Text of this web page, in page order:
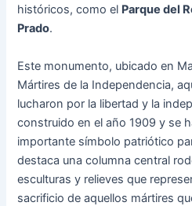
históricos, como el Parque del
Prado.
Este monumento, ubicado en
Mártires de la Independencia,
lucharon por la libertad y la
construido en el año 1909 y se
importante símbolo patriótico
destaca una columna central
esculturas y relieves que
sacrificio de aquellos mártires